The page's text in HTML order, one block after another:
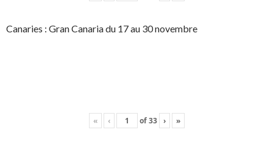
Canaries : Gran Canaria du 17 au 30 novembre
« ‹ of33 › »